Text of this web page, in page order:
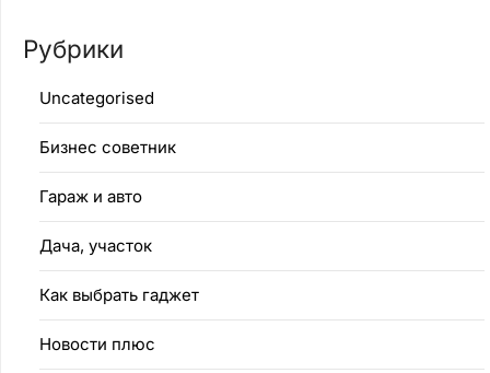
Рубрики
Uncategorised
Бизнес советник
Гараж и авто
Дача, участок
Как выбрать гаджет
Новости плюс